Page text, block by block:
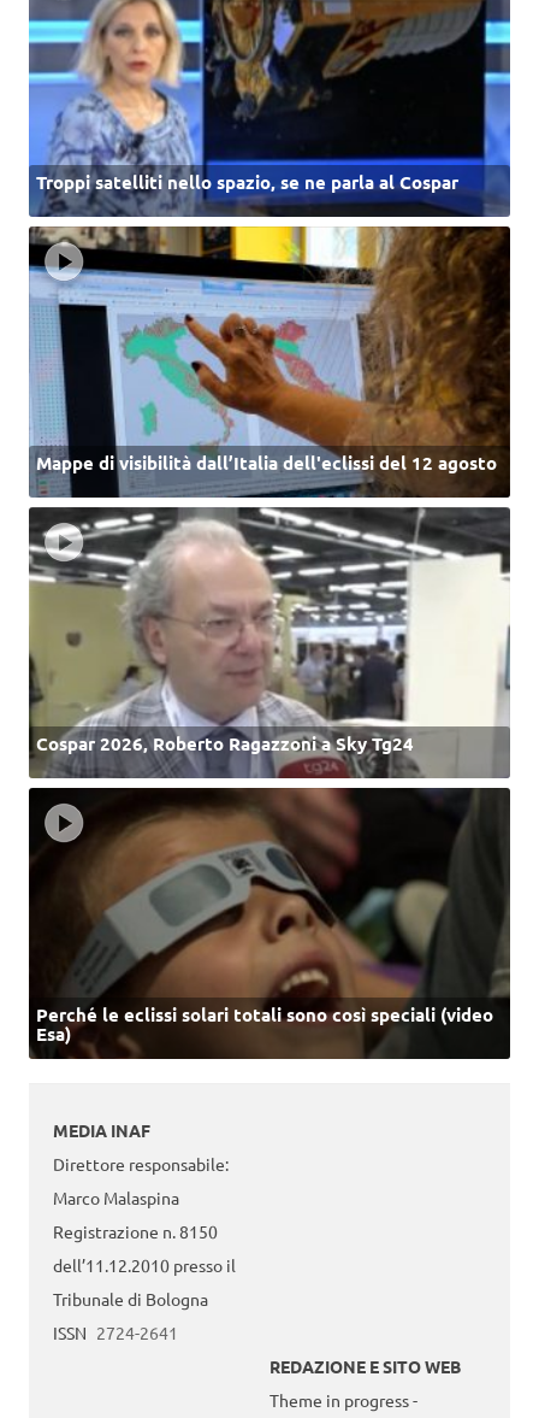
Troppi satelliti nello spazio, se ne parla al Cospar
Mappe di visibilità dall’Italia dell'eclissi del 12 agosto
Cospar 2026, Roberto Ragazzoni a Sky Tg24
Perché le eclissi solari totali sono così speciali (video
Esa)
MEDIA INAF
Direttore responsabile:
Marco Malaspina
Registrazione n. 8150
dell’11.12.2010 presso il
Tribunale di Bologna
ISSN 2724-2641
REDAZIONE E SITO WEB
Theme in progress -